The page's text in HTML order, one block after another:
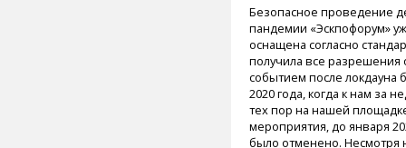
Безопасное проведение
пандемии «Эскпофорум»
оснащена согласно
получила все
событием после локдауна
2020 года, когда к нам за
тех пор на нашей
мероприятия, до января
было отменено. Несмотря